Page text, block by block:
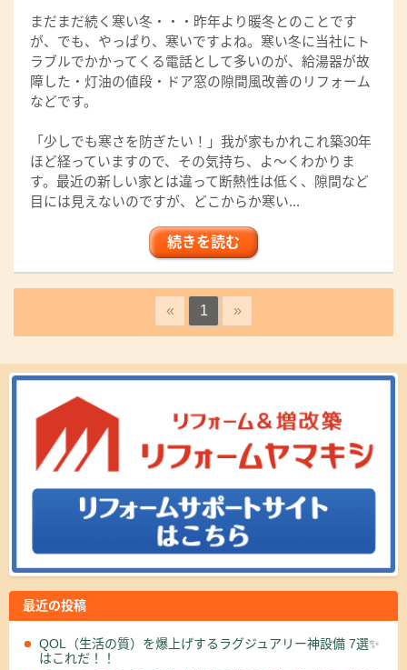
まだまだ続く寒い冬・・・昨年より暖冬とのことです
が、でも、やっぱり、寒いですよね。寒い冬に当社にト
ラブルでかかってくる電話として多いのが、給湯器が故
障した・灯油の値段・ドア窓の隙間風改善のリフォーム
などです。
「少しでも寒さを防ぎたい！」我が家もかれこれ築30年
ほど経っていますので、その気持ち、よ～くわかりま
す。最近の新しい家とは違って断熱性は低く、隙間など
目には見えないのですが、どこからか寒い...
続きを読む
« 1 »
最近の投稿
QOL（生活の質）を爆上げするラグジュアリー神設備 7選✨
はこれだ！！